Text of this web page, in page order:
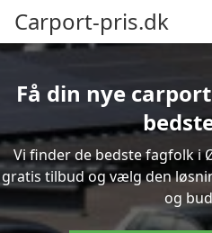
Carport-pris.dk
Få din nye
Vi finder de bedste fagfolk i
gratis tilbud og vælg den
og